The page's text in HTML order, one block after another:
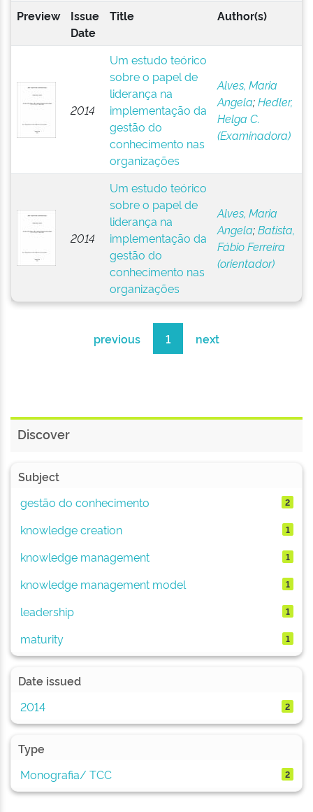
Preview
Issue
Date
Title Author(s)
2014
Um estudo teórico
sobre o papel de
liderança na
implementação da
gestão do
conhecimento nas
organizações
Alves, Maria
Angela;Hedler,
Helga C.
(Examinadora)
2014
Um estudo teórico
sobre o papel de
liderança na
implementação da
gestão do
conhecimento nas
organizações
Alves, Maria
Angela;Batista,
Fábio Ferreira
(orientador)
previous 1 next
Discover
Subject
gestão do conhecimento
2
knowledge creation 1
knowledge management 1
knowledge management model 1
leadership 1
maturity 1
Date issued
2014
2
Type
Monografia/ TCC
2